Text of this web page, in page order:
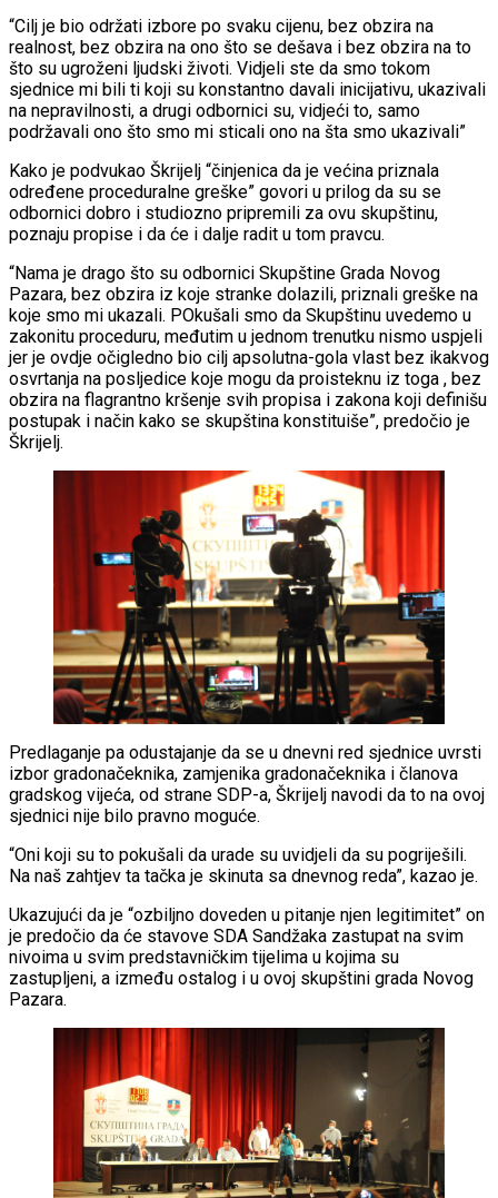
“Cilj je bio održati izbore po svaku cijenu, bez obzira na
realnost, bez obzira na ono što se dešava i bez obzira na to
što su ugroženi ljudski životi. Vidjeli ste da smo tokom
sjednice mi bili ti koji su konstantno davali inicijativu, ukazivali
na nepravilnosti, a drugi odbornici su, vidjeći to, samo
podržavali ono što smo mi sticali ono na šta smo ukazivali”
Kako je podvukao Škrijelj “činjenica da je većina priznala
određene proceduralne greške” govori u prilog da su se
odbornici dobro i studiozno pripremili za ovu skupštinu,
poznaju propise i da će i dalje radit u tom pravcu.
“Nama je drago što su odbornici Skupštine Grada Novog
Pazara, bez obzira iz koje stranke dolazili, priznali greške na
koje smo mi ukazali. POkušali smo da Skupštinu uvedemo u
zakonitu proceduru, međutim u jednom trenutku nismo uspjeli
jer je ovdje očigledno bio cilj apsolutna-gola vlast bez ikakvog
osvrtanja na posljedice koje mogu da proisteknu iz toga , bez
obzira na flagrantno kršenje svih propisa i zakona koji definišu
postupak i način kako se skupština konstituiše”, predočio je
Škrijelj.
Predlaganje pa odustajanje da se u dnevni red sjednice uvrsti
izbor gradonačeknika, zamjenika gradonačeknika i članova
gradskog vijeća, od strane SDP-a, Škrijelj navodi da to na ovoj
sjednici nije bilo pravno moguće.
“Oni koji su to pokušali da urade su uvidjeli da su pogriješili.
Na naš zahtjev ta tačka je skinuta sa dnevnog reda”, kazao je.
Ukazujući da je “ozbiljno doveden u pitanje njen legitimitet” on
je predočio da će stavove SDA Sandžaka zastupat na svim
nivoima u svim predstavničkim tijelima u kojima su
zastupljeni, a između ostalog i u ovoj skupštini grada Novog
Pazara.